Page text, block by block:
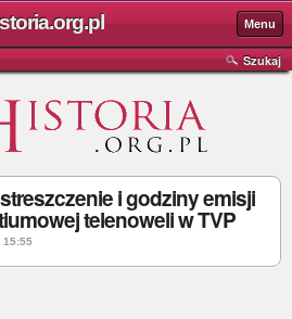
Menu
Szukaj
i godziny emisji
telenoweli w TVP
15:55